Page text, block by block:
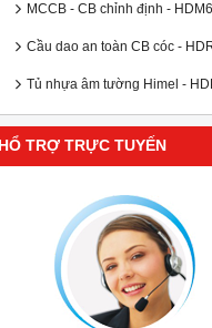
MCCB - CB chỉnh định -
Cầu dao an toàn CB cóc -
Tủ nhựa âm tường Himel -
HỔ TRỢ TRỰC TUYẾN